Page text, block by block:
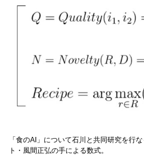
「食のAI」について石川と共同研究を行
ト・風間正弘の手による数式。